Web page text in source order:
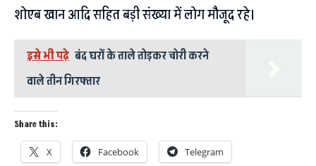
शोएब खान आदि सहित बड़ी संख्या में लोग मौजूद रहे।
इसे भी पढ़े बंद घरों के ताले तोड़कर चोरी करने
वाले तीन गिरफ्तार
Share this:
X Facebook Telegram